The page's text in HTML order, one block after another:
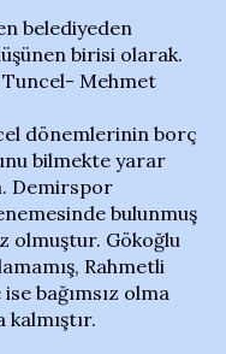
belediyeden
birisi olarak.
Mehmet
dönemlerinin borç
bilmekte yarar
Demirspor
bulunmuş
olmuştur. Gökoğlu
Rahmetli
bağımsız olma